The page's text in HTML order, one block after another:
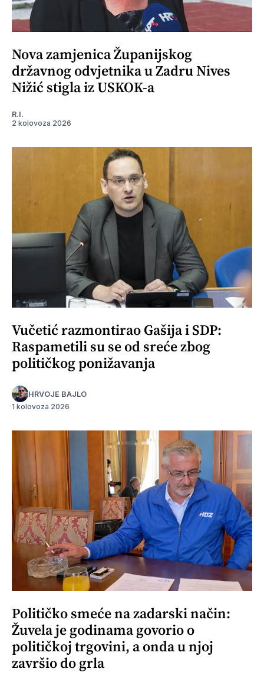
Nova zamjenica Županijskog
državnog odvjetnika u Zadru Nives
Nižić stigla iz USKOK-a
R.I.
2 kolovoza 2026
Vučetić razmontirao Gašija i SDP:
Raspametili su se od sreće zbog
političkog ponižavanja
HRVOJE BAJLO
1 kolovoza 2026
Političko smeće na zadarski način:
Žuvela je godinama govorio o
političkoj trgovini, a onda u njoj
završio do grla